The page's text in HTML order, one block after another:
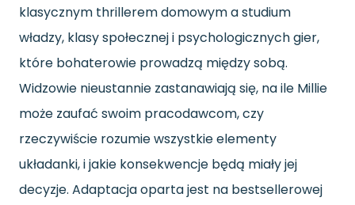
klasycznym thrillerem domowym a studium
władzy, klasy społecznej i psychologicznych gier,
które bohaterowie prowadzą między sobą.
Widzowie nieustannie zastanawiają się, na ile Millie
może zaufać swoim pracodawcom, czy
rzeczywiście rozumie wszystkie elementy
układanki, i jakie konsekwencje będą miały jej
decyzje. Adaptacja oparta jest na bestsellerowej